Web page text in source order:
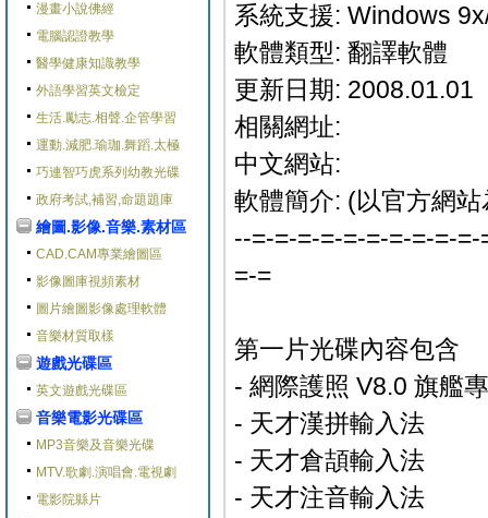
漫畫小說佛經
電腦認證教學
醫學健康知識教學
外語學習英文檢定
生活.勵志.相聲.企管學習
運動.減肥.瑜珈.舞蹈.太極
巧連智巧虎系列幼教光碟
政府考試,補習,命題題庫
繪圖.影像.音樂.素材區
CAD.CAM專業繪圖區
影像圖庫視頻素材
圖片繪圖影像處理軟體
音樂材質取樣
遊戲光碟區
英文遊戲光碟區
音樂電影光碟區
MP3音樂及音樂光碟
MTV.歌劇.演唱會.電視劇
電影院縣片
系統支援: Windows
軟體類型: 翻譯軟體
更新日期: 2008.01.01
相關網址:
中文網站:
軟體簡介: (以官方網站
--=-=-=-=-=-=-=-=-=-
=-=
第一片光碟內容包含
- 網際護照 V8.0 旗艦
- 天才漢拼輸入法
- 天才倉頡輸入法
- 天才注音輸入法